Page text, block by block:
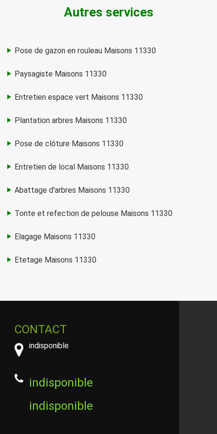
Autres services
Pose de gazon en rouleau Maisons 11330
Paysagiste Maisons 11330
Entretien espace vert Maisons 11330
Plantation arbres Maisons 11330
Pose de clôture Maisons 11330
Entretien de local Maisons 11330
Abattage d'arbres Maisons 11330
Tonte et refection de pelouse Maisons 11330
Elagage Maisons 11330
Etetage Maisons 11330
CONTACT
indisponible
indisponible
indisponible